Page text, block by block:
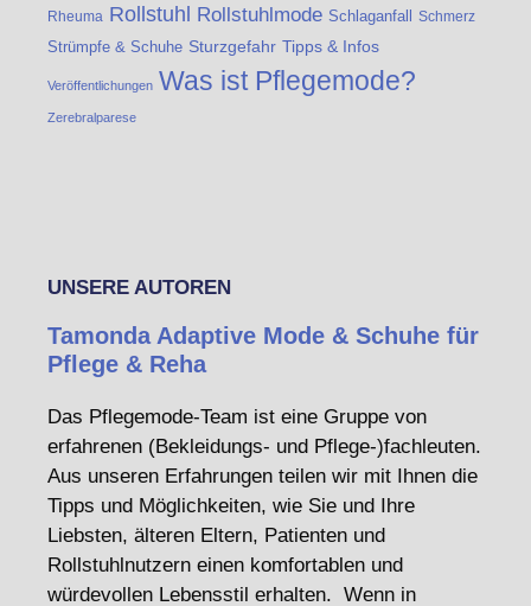
Rheuma Rollstuhl Rollstuhlmode Schlaganfall Schmerz
Strümpfe & Schuhe Sturzgefahr Tipps & Infos
Veröffentlichungen Was ist Pflegemode?
Zerebralparese
UNSERE AUTOREN
Tamonda Adaptive Mode & Schuhe für
Pflege & Reha
Das Pflegemode-Team ist eine Gruppe von
erfahrenen (Bekleidungs- und Pflege-)fachleuten.
Aus unseren Erfahrungen teilen wir mit Ihnen die
Tipps und Möglichkeiten, wie Sie und Ihre
Liebsten, älteren Eltern, Patienten und
Rollstuhlnutzern einen komfortablen und
würdevollen Lebensstil erhalten. Wenn in